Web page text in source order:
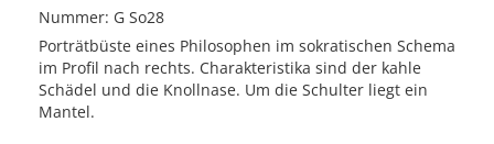
Nummer: G So28
Porträtbüste eines Philosophen im sokratischen Schema
im Profil nach rechts. Charakteristika sind der kahle
Schädel und die Knollnase. Um die Schulter liegt ein
Mantel.